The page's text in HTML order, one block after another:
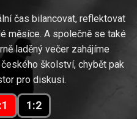
čas bilancovat, reflektovat
měsíce. A společně se také
laděný večer zahájíme
školství, chybět pak
pro diskusi.
1:2